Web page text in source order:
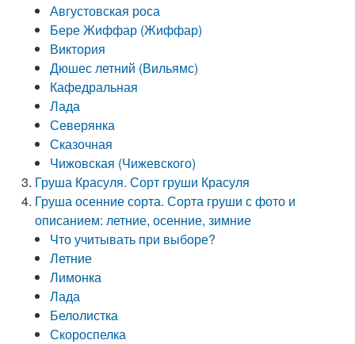
Августовская роса
Бере Жиффар (Жиффар)
Виктория
Дюшес летний (Вильямс)
Кафедральная
Лада
Северянка
Сказочная
Чижовская (Чижевского)
Груша Красуля. Сорт груши Красуля
Груша осенние сорта. Сорта груши с фото и
описанием: летние, осенние, зимние
Что учитывать при выборе?
Летние
Лимонка
Лада
Белолистка
Скороспелка